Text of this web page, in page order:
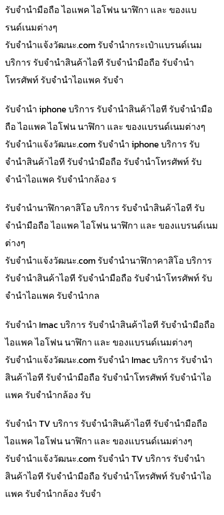
รับจำนำมือถือ ไอแพค ไอโฟน นาฬิกา และ ของแบ
รนด์เนมต่างๆ
รับจํานําแจ้งวัฒนะ.com รับจำนำกระเป๋าแบรนด์เนม
บริการ รับจำนำสินค้าไอที รับจำนำมือถือ รับจำนำ
โทรศัพท์ รับจำนำไอแพค รับจำ
รับจำนำ iphone บริการ รับจำนำสินค้าไอที รับจำนำมือ
ถือ ไอแพค ไอโฟน นาฬิกา และ ของแบรนด์เนมต่างๆ
รับจํานําแจ้งวัฒนะ.com รับจำนำ iphone บริการ รับ
จำนำสินค้าไอที รับจำนำมือถือ รับจำนำโทรศัพท์ รับ
จำนำไอแพค รับจำนำกล้อง ร
รับจำนำนาฬิกาคาสิโอ บริการ รับจำนำสินค้าไอที รับ
จำนำมือถือ ไอแพค ไอโฟน นาฬิกา และ ของแบรนด์เนม
ต่างๆ
รับจํานําแจ้งวัฒนะ.com รับจำนำนาฬิกาคาสิโอ บริการ
รับจำนำสินค้าไอที รับจำนำมือถือ รับจำนำโทรศัพท์ รับ
จำนำไอแพค รับจำนำกล
รับจำนำ Imac บริการ รับจำนำสินค้าไอที รับจำนำมือถือ
ไอแพค ไอโฟน นาฬิกา และ ของแบรนด์เนมต่างๆ
รับจํานําแจ้งวัฒนะ.com รับจำนำ Imac บริการ รับจำนำ
สินค้าไอที รับจำนำมือถือ รับจำนำโทรศัพท์ รับจำนำไอ
แพค รับจำนำกล้อง รับ
รับจำนำ TV บริการ รับจำนำสินค้าไอที รับจำนำมือถือ
ไอแพค ไอโฟน นาฬิกา และ ของแบรนด์เนมต่างๆ
รับจํานําแจ้งวัฒนะ.com รับจำนำ TV บริการ รับจำนำ
สินค้าไอที รับจำนำมือถือ รับจำนำโทรศัพท์ รับจำนำไอ
แพค รับจำนำกล้อง รับจำ